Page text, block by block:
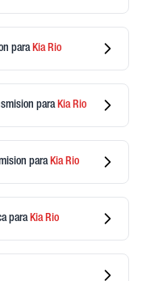
para KiaRio
para KiaRio
para KiaRio
para KiaRio